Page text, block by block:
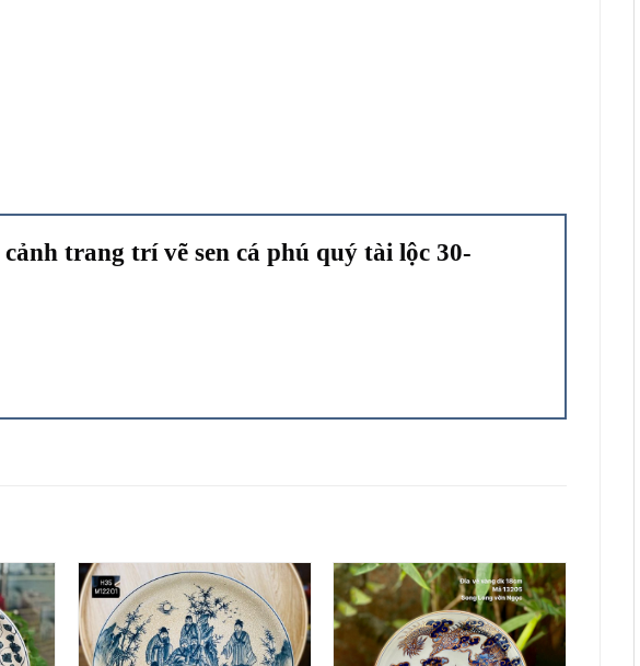
trang trí vẽ sen cá phú quý tài lộc 30-